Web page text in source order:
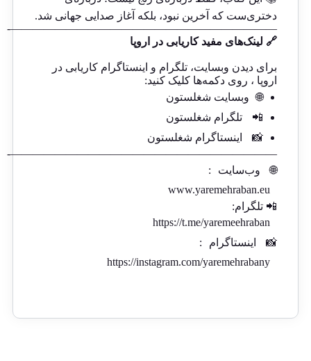
دختری‌ست که آخرین نبود، بلکه آغاز صدایی جهانی شد.
————————————————————————-
🔗 لینک‌های مفید کاریابی در اروپا
برای دیدن وبسایت، تلگرام و اینستاگرام کاریابی در
اروپا ، روی دکمه‌ها کلیک کنید:
🌐
وبسایت شغلستون
📲
تلگرام شغلستون
📸
اینستاگرام شغلستون
————————————————————————-
🌐
وب‌سایت
:
www.yaremehraban.eu
📲 تلگرام:
https://t.me/yaremeehraban
📸
اینستاگرام
:
https://instagram.com/yaremehrabany